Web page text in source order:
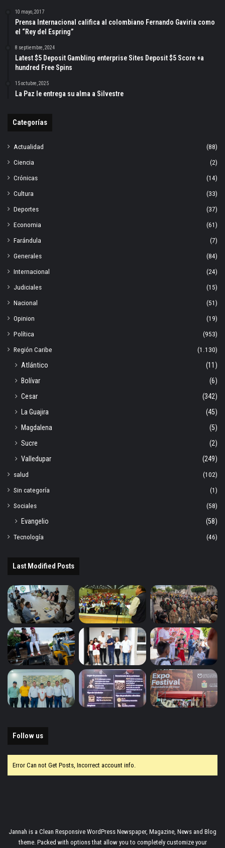
10 mayo, 2017
Prensa Internacional califica al colombiano Fernando Gaviria como
el “Rey del Espring”
8 septiembre, 2024
Latest $5 Deposit Gambling enterprise Sites Deposit $5 Score +a
hundred Free Spins
15 octubre, 2025
La Paz le entrega su alma a Silvestre
Categorías
Actualidad
(88)
Ciencia
(2)
Crónicas
(14)
Cultura
(33)
Deportes
(37)
Economia
(61)
Farándula
(7)
Generales
(84)
Internacional
(24)
Judiciales
(15)
Nacional
(51)
Opinion
(19)
Política
(953)
Región Caribe
(1.130)
Atlántico
(11)
Bolívar
(6)
Cesar
(342)
La Guajira
(45)
Magdalena
(5)
Sucre
(2)
Valledupar
(249)
salud
(102)
Sin categoría
(1)
Sociales
(58)
Evangelio
(58)
Tecnología
(46)
Last Modified Posts
Follow us
Error Can not Get Posts, Incorrect account info.
Jannah is a Clean Responsive WordPress Newspaper, Magazine, News and Blog
theme. Packed with options that allow you to completely customize your